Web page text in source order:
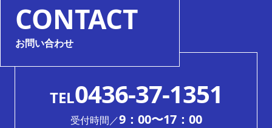
CONTACT
お問い合わせ
TEL0436-37-1351
受付時間／9：00〜17：00